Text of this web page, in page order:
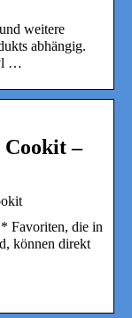
weitere
abhängig.
…
–
Favoriten, die in
können direkt